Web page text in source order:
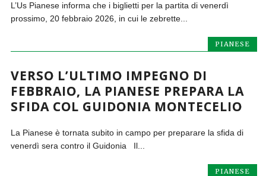
L’Us Pianese informa che i biglietti per la partita di venerdì
prossimo, 20 febbraio 2026, in cui le zebrette...
PIANESE
VERSO L’ULTIMO IMPEGNO DI
FEBBRAIO, LA PIANESE PREPARA LA
SFIDA COL GUIDONIA MONTECELIO
La Pianese è tornata subito in campo per preparare la sfida di
venerdì sera contro il Guidonia Il...
PIANESE